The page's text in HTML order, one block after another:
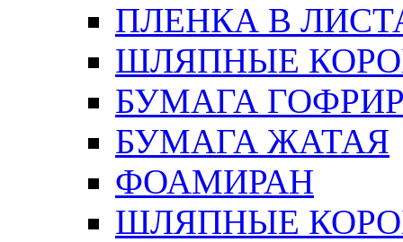
ПЛЕНКА В
ШЛЯПНЫЕ
БУМАГА
БУМАГА ЖАТАЯ
ФОАМИРАН
ШЛЯПНЫЕ